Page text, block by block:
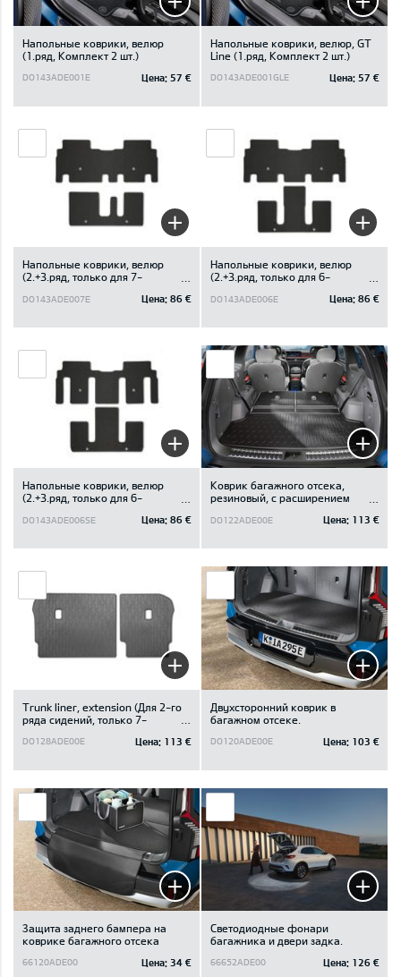
Напольные коврики, велюр
(1.ряд, Kомплект 2 шт.)
DO143ADE001E Цена: 57 €
Напольные коврики, велюр, GT
Line (1.ряд, Kомплект 2 шт.)
DO143ADE001GLE Цена: 57 €
Напольные коврики, велюр
(2.+3.ряд, только для 7-
DO143ADE007E Цена: 86 €
Напольные коврики, велюр
(2.+3.ряд, только для 6-
DO143ADE006E Цена: 86 €
Напольные коврики, велюр
(2.+3.ряд, только для 6-
устройства)
DO143ADE006SE Цена: 86 €
Коврик багажного отсека,
резиновый, с расширением
автомобилей)
DO122ADE00E Цена: 113 €
Trunk liner, extension (Для 2-го
ряда сидений, только 7-
DO128ADE00E Цена: 113 €
Двухсторонний коврик в
багажном отсеке.
DO120ADE00E Цена: 103 €
Защита заднего бампера на
коврике багажного отсека
66120ADE00 Цена: 34 €
Светодиодные фонари
багажника и двери задка.
66652ADE00 Цена: 126 €